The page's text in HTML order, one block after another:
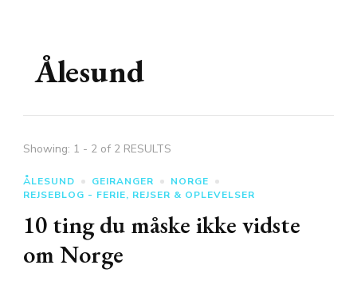
Ålesund
Showing: 1 - 2 of 2 RESULTS
ÅLESUND GEIRANGER
NORGE
REJSEBLOG - FERIE, REJSER & OPLEVELSER
10 ting du måske ikke vidste
om Norge